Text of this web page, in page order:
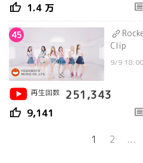
thumb_up 1.4 万
45
Clip
9/9 18:00
再生回数 251,343
thumb_up 9,141
1
2 ...